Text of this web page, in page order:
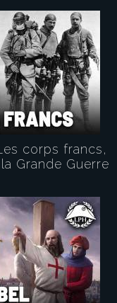
corps francs,
Grande Guerre